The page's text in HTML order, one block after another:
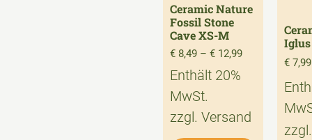
Ceramic Nature
Fossil Stone
Cave XS-M
€ 8,49 – € 12,99
Enthält 20%
MwSt.
zzgl. Versand
€ 7,99